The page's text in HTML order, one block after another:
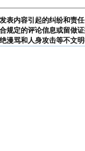
表内容引起的纠纷和责
规定的评论信息或留做
漫骂和人身攻击等不文